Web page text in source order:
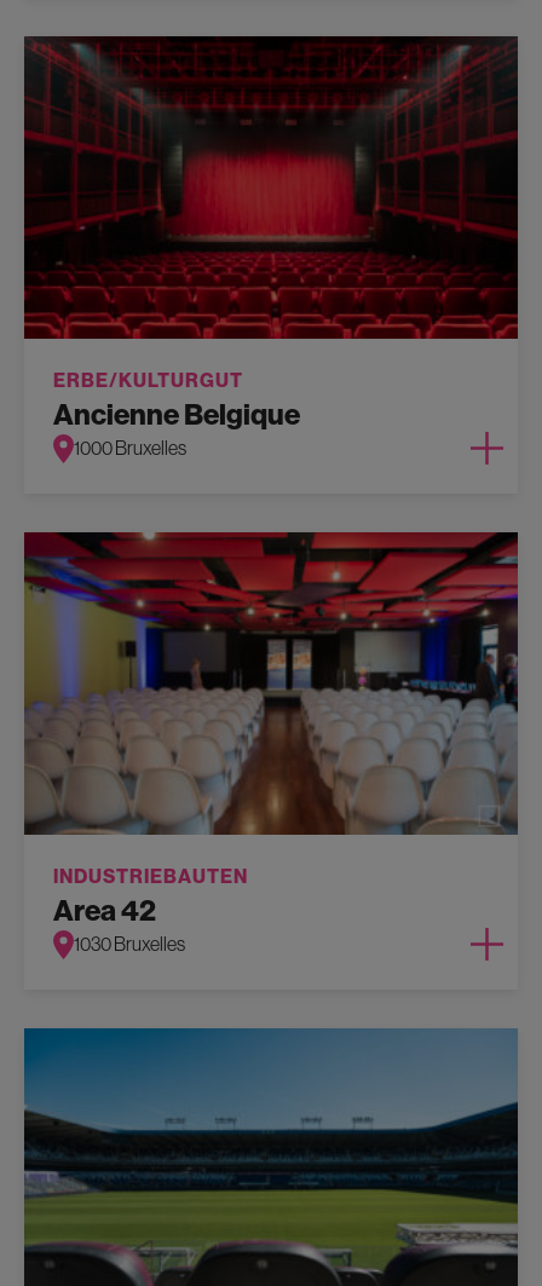
ERBE/KULTURGUT
Ancienne Belgique
1000 Bruxelles
INDUSTRIEBAUTEN
Area 42
1030 Bruxelles